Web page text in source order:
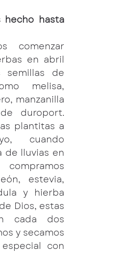
hecho hasta
comenzar
en abril
semillas de
melisa,
manzanilla
duroport.
plantitas a
cuando
de lluvias en
compramos
estevia,
y hierba
Dios, estas
cada dos
y secamos
con